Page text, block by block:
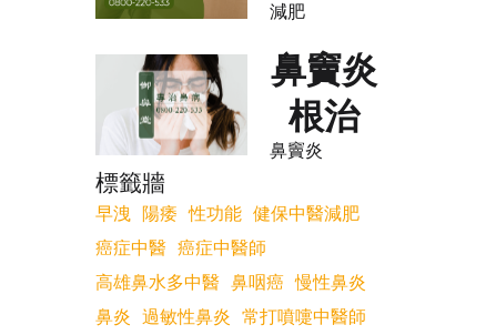
減肥
鼻竇炎
根治
鼻竇炎
標籤牆
早洩 陽痿 性功能 健保中醫減肥
癌症中醫 癌症中醫師
高雄鼻水多中醫 鼻咽癌 慢性鼻炎
鼻炎 過敏性鼻炎 常打噴嚏中醫師